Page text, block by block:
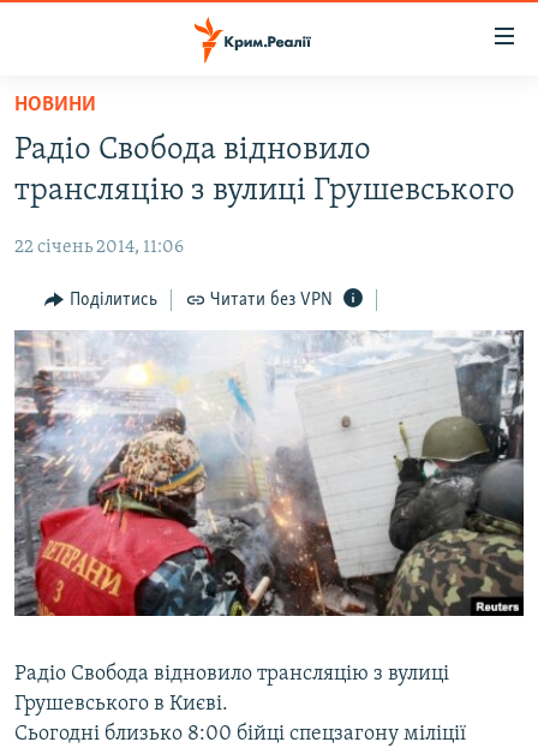
Перейти
основного
матеріалу
Перейти
до
навігації
Перейти
до
пошуку
ВОДА.КРИМ
ВІДЕО ТА ФОТО
ПОЛІТИКА
БЛОГИ
ПОГЛЯД
ІНТЕРВ'Ю
ВСЕ ЗА ДЕНЬ
СПЕЦПРОЕКТИ
ДЕПОРТАЦІЯ
ВІДЕОУРОКИ «ELIFBE»
СВІДЧЕННЯ ОКУПАЦІЇ
ЯК ОБІЙТИ БЛОКУВАННЯ
Русский
Qırımtatar
ДОЛУЧАЙСЯ!
НОВИНИ
Радіо Свобода відновило
трансляцію з вулиці Грушевського
22 січень 2014, 11:06
Поділитись Читати без VPN
Радіо Свобода відновило трансляцію з вулиці
Грушевського в Києві.
Сьогодні близько 8:00 бійці спецзагону міліції